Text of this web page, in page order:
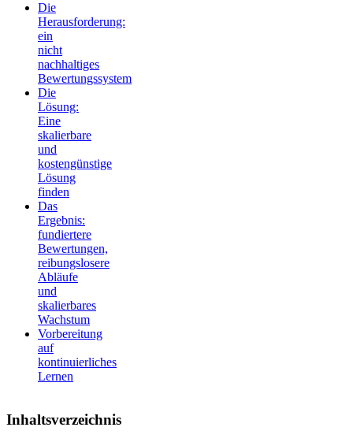
Die
Herausforderung:
ein
nicht
nachhaltiges
Bewertungssystem
Die
Lösung:
Eine
skalierbare
und
kostengünstige
Lösung
finden
Das
Ergebnis:
fundiertere
Bewertungen,
reibungslosere
Abläufe
und
skalierbares
Wachstum
Vorbereitung
auf
kontinuierliches
Lernen
Inhaltsverzeichnis